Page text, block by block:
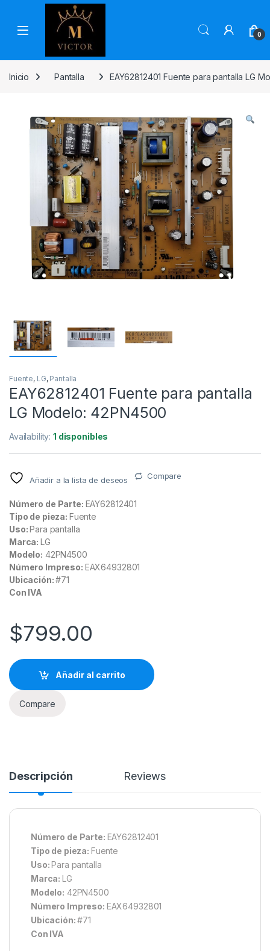
Skip to navigation
Skip to content
0
Inicio Pantalla EAY62812401 Fuente para pantalla LG
Fuente, LG, Pantalla
EAY62812401 Fuente para pantalla
LG Modelo: 42PN4500
Availability:1 disponibles
Añadir a la lista de deseos Compare
Número de Parte: EAY62812401
Tipo de pieza: Fuente
Uso:Para pantalla
Marca:LG
Modelo: 42PN4500
Número Impreso: EAX64932801
Ubicación:#71
Con IVA
$799.00
Añadir al carrito
Compare
Descripción Reviews
Número de Parte: EAY62812401
Tipo de pieza: Fuente
Uso:Para pantalla
Marca:LG
Modelo: 42PN4500
Número Impreso: EAX64932801
Ubicación:#71
Con IVA